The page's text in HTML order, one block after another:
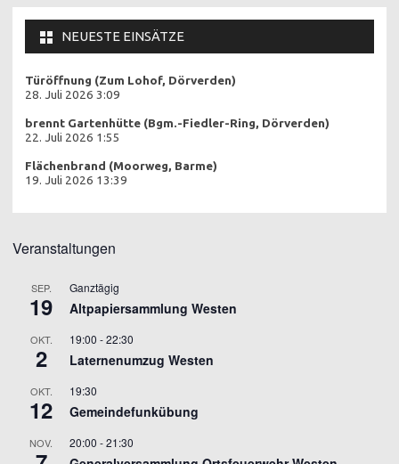
NEUESTE EINSÄTZE
Türöffnung (Zum Lohof, Dörverden)
28. Juli 2026 3:09
brennt Gartenhütte (Bgm.-Fiedler-Ring, Dörverden)
22. Juli 2026 1:55
Flächenbrand (Moorweg, Barme)
19. Juli 2026 13:39
Veranstaltungen
SEP.
19
Ganztägig
Altpapiersammlung Westen
OKT.
2
19:00 -22:30
Laternenumzug Westen
OKT.
12
19:30
Gemeindefunkübung
NOV. 20:00 -21:30